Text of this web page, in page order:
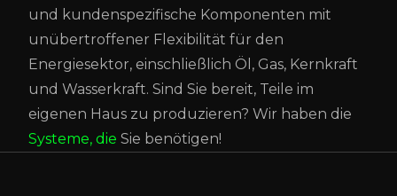
und kundenspezifische Komponenten mit
unübertroffener Flexibilität für den
Energiesektor, einschließlich Öl, Gas, Kernkraft
und Wasserkraft. Sind Sie bereit, Teile im
eigenen Haus zu produzieren? Wir haben die
Systeme, die Sie benötigen!